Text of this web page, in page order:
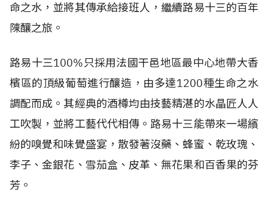
命之水，並將其傳承給接班人，繼續路易十三的百年
陳釀之旅。
路易十三100%只採用法國干邑地區最中心地帶大香
檳區的頂級葡萄進行釀造，由多達1200種生命之水
調配而成。其經典的酒樽均由技藝精湛的水晶匠人人
工吹製，並將工藝代代相傳。路易十三能帶來一場繽
紛的嗅覺和味覺盛宴，散發著沒藥、蜂蜜、乾玫瑰、
李子、金銀花、雪茄盒、皮革、無花果和百香果的芬
芳。